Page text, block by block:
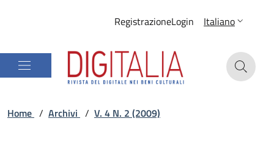
RegistrazioneLogin Italiano
Home / Archivi / V. 4 N. 2 (2009)